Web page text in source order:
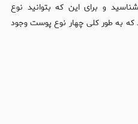
و برای این که بتوانید نوع
که به طور کلی چهار نوع پوست وجود